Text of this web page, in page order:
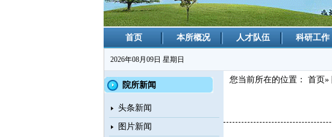
首页 本所概况 人才队伍 科研工作
2026年08月09日 星期日
院所新闻
头条新闻
图片新闻
您当前所在的位置： 首页»